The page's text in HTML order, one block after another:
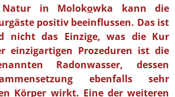
in Molokowka kann die
positiv beeinflussen. Das ist
nicht das Einzige, was die Kur
einzigartigen Prozeduren ist die
Radonwasser, dessen
ebenfalls sehr
Körper wirkt. Eine der weiteren